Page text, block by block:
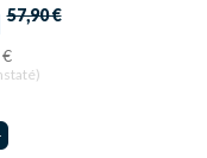
57,90 €